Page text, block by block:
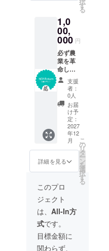
お礼文
の計画
を説明
させて
頂きま
す。
す
る
1,0
00,
000 円
必ず農
業を革
命しま
す！農
業のイ
メージ
を必ず
変えて
みせま
す！ 次
の世代
が誇り
を持っ
て農家
になり
たいっ
て言え
るよう
な未来
を作り
ます！
夢を育
てる農
家にな
りま
支援
者：
0人
お届
け予
定：
2027
年12
月
詳細を見る
こ
の
リ
タ
ー
ン
を
選
択
す
る
このプロ
ジェクト
は、 All-In方
式です。
目標金額に
関わらず、